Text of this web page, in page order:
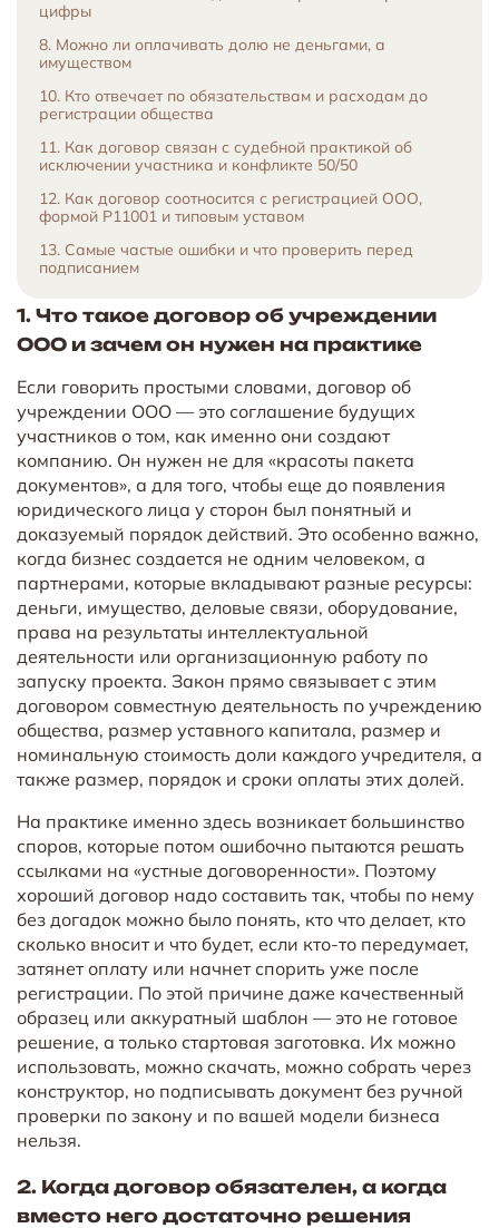
1. Что такое договор об учреждении
ООО и зачем он нужен на практике
Если говорить простыми словами, договор об
учреждении ООО — это соглашение будущих
участников о том, как именно они создают
компанию. Он нужен не для «красоты пакета
документов», а для того, чтобы еще до появления
юридического лица у сторон был понятный и
доказуемый порядок действий. Это особенно важно,
когда бизнес создается не одним человеком, а
партнерами, которые вкладывают разные ресурсы:
деньги, имущество, деловые связи, оборудование,
права на результаты интеллектуальной
деятельности или организационную работу по
запуску проекта. Закон прямо связывает с этим
договором совместную деятельность по учреждению
общества, размер уставного капитала, размер и
номинальную стоимость доли каждого учредителя, а
также размер, порядок и сроки оплаты этих долей.
На практике именно здесь возникает большинство
споров, которые потом ошибочно пытаются решать
ссылками на «устные договоренности». Поэтому
хороший договор надо составить так, чтобы по нему
без догадок можно было понять, кто что делает, кто
сколько вносит и что будет, если кто-то передумает,
затянет оплату или начнет спорить уже после
регистрации. По этой причине даже качественный
образец или аккуратный шаблон — это не готовое
решение, а только стартовая заготовка. Их можно
использовать, можно скачать, можно собрать через
конструктор, но подписывать документ без ручной
проверки по закону и по вашей модели бизнеса
нельзя.
2. Когда договор обязателен, а когда
вместо него достаточно решения
цифры
8. Можно ли оплачивать долю не деньгами, а
имуществом
10. Кто отвечает по обязательствам и расходам до
регистрации общества
11. Как договор связан с судебной практикой об
исключении участника и конфликте 50/50
12. Как договор соотносится с регистрацией ООО,
формой Р11001 и типовым уставом
13. Самые частые ошибки и что проверить перед
подписанием